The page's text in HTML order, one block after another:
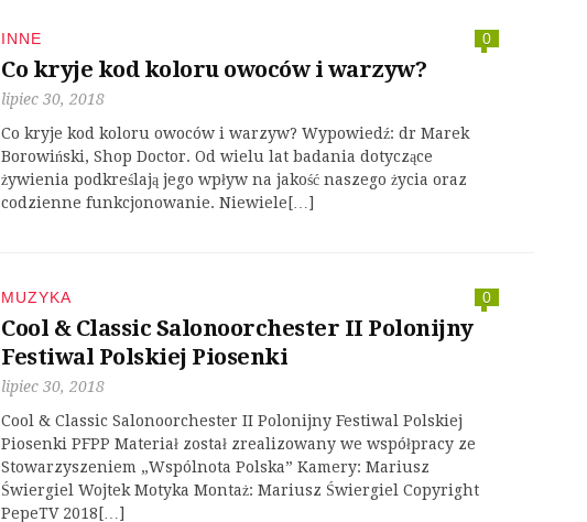
INNE 0
Co kryje kod koloru owoców i warzyw?
lipiec 30, 2018
Co kryje kod koloru owoców i warzyw? Wypowiedź: dr Marek
Borowiński, Shop Doctor. Od wielu lat badania dotyczące
żywienia podkreślają jego wpływ na jakość naszego życia oraz
codzienne funkcjonowanie. Niewiele[…]
MUZYKA 0
Cool & Classic Salonoorchester II Polonijny
Festiwal Polskiej Piosenki
lipiec 30, 2018
Cool & Classic Salonoorchester II Polonijny Festiwal Polskiej
Piosenki PFPP Materiał został zrealizowany we współpracy ze
Stowarzyszeniem „Wspólnota Polska” Kamery: Mariusz
Świergiel Wojtek Motyka Montaż: Mariusz Świergiel Copyright
PepeTV 2018[…]